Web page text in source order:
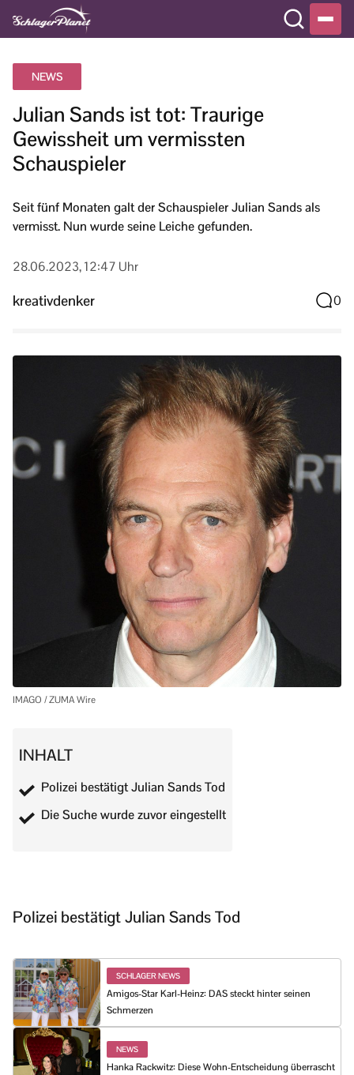
NEWS
Julian Sands ist tot: Traurige
Gewissheit um vermissten
Schauspieler
Seit fünf Monaten galt der Schauspieler Julian Sands als
vermisst. Nun wurde seine Leiche gefunden.
28.06.2023, 12:47 Uhr
kreativdenker 0
IMAGO / ZUMA Wire
INHALT
Polizei bestätigt Julian Sands Tod
Die Suche wurde zuvor eingestellt
Polizei bestätigt Julian Sands Tod
SCHLAGER NEWS
Amigos-Star Karl-Heinz: DAS steckt hinter seinen
Schmerzen
NEWS
Hanka Rackwitz: Diese Wohn-Entscheidung überrascht